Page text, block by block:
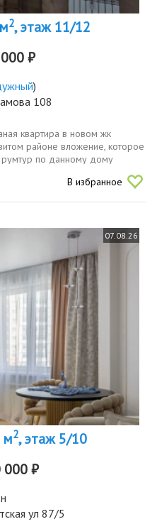
2, этаж 11/12
₽
)
108
квартира в новом жк
районе вложение, которое
румтур по данному дому
сразу после 1й
В избранное
07.08.26
м2, этаж 5/10
000 ₽
ул 87/5